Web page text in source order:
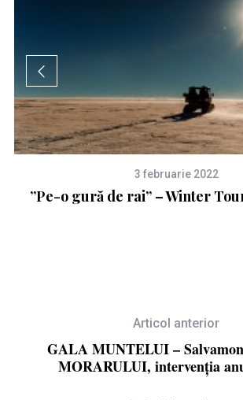
3 februarie 2022
”Pe-o gură de rai” – Winter
Articol anterior
GALA MUNTELUI –
MORARULUI, intervenția